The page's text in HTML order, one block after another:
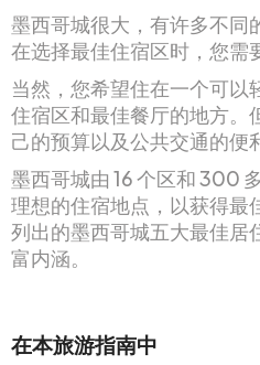
墨西哥城很大，有许多不同
在选择最佳住宿区时，您需
当然，您希望住在一个可以
住宿区和最佳餐厅的地方。
己的预算以及公共交通的便
墨西哥城由 16 个区和 300
理想的住宿地点，以获得最
列出的墨西哥城五大最佳居
富内涵。
在本旅游指南中